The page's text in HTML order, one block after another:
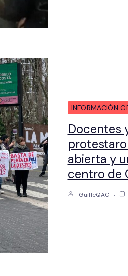
INFORMACIÓN
Docentes
abierta y
centro de
GuilleQAC